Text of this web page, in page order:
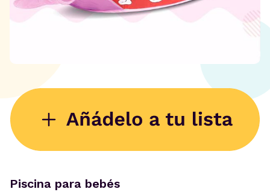
Piscina para bebés